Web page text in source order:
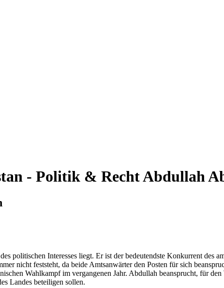
- Politik & RechtAbdullah
politischen Interesses liegt. Er ist der bedeutendste Konkurrent des
nicht feststeht, da beide Amtsanwärter den Posten für sich
Wahlkampf im vergangenen Jahr. Abdullah beansprucht, für
Landes beteiligen sollen.